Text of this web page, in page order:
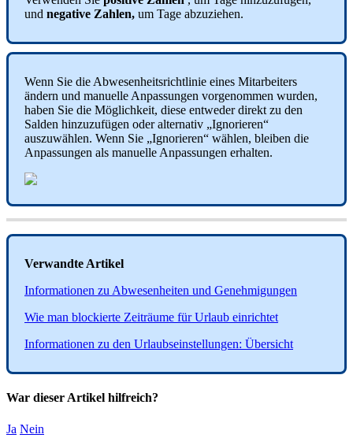
und negative Zahlen, um Tage abzuziehen.
Wenn Sie die Abwesenheitsrichtlinie eines Mitarbeiters
ändern und manuelle Anpassungen vorgenommen wurden,
haben Sie die Möglichkeit, diese entweder direkt zu den
Salden hinzuzufügen oder alternativ „Ignorieren“
auszuwählen. Wenn Sie „Ignorieren“ wählen, bleiben die
Anpassungen als manuelle Anpassungen erhalten.
Verwandte Artikel
Informationen zu Abwesenheiten und Genehmigungen
Wie man blockierte Zeiträume für Urlaub einrichtet
Informationen zu den Urlaubseinstellungen: Übersicht
War dieser Artikel hilfreich?
Ja Nein